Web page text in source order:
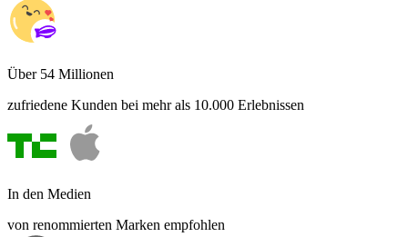
Über 54 Millionen
zufriedene Kunden bei mehr als 10.000 Erlebnissen
In den Medien
von renommierten Marken empfohlen